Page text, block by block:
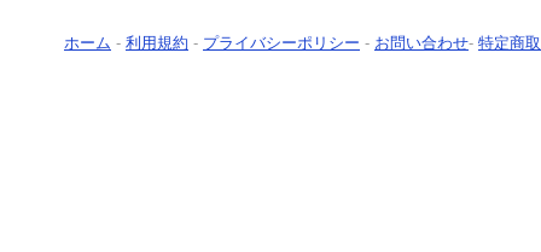
ホーム - 利用規約 - プライバシーポリシー - お問い合わせ- 特定商